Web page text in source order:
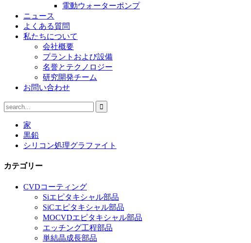
電動ウォーターポンプ
ニュース
よくある質問
私たちについて
会社概要
プラントおよび設備
名誉とテクノロジー
研究開発チーム
お問い合わせ
家
黒鉛
シリコン処理グラファイト
カテゴリー
CVDコーティング
Siエピタキシャル部品
SiCエピタキシャル部品
MOCVDエピタキシャル部品
エッチング工程部品
単結晶成長部品